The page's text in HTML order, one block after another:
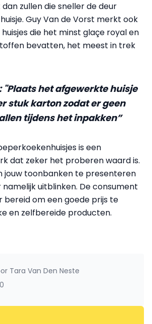
zullen die sneller de deur
Guy Van de Vorst merkt ook
die het minst glaçe royal en
bevatten, het meest in trek
"Plaats het afgewerkte huisje
stuk karton zodat er geen
tijdens het inpakken”
is een
dat zeker het proberen waard is.
jouw toonbanken te presenteren
namelijk uitblinken. De consument
bereid om een goede prijs te
en zelfbereide producten.
Tara Van Den Neste